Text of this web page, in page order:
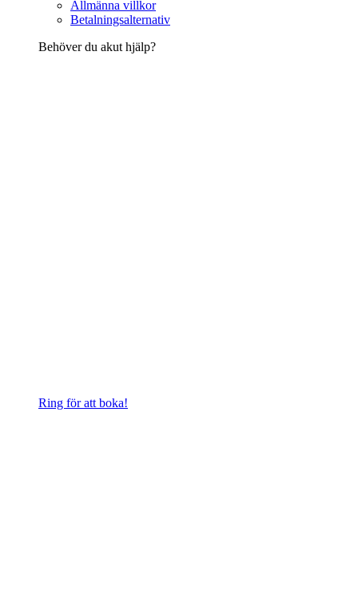
Allmänna villkor
Betalningsalternativ
Behöver du akut hjälp?
Ring för att boka!